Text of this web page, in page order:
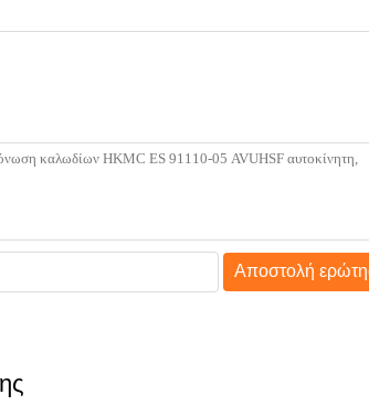
Αποστολή